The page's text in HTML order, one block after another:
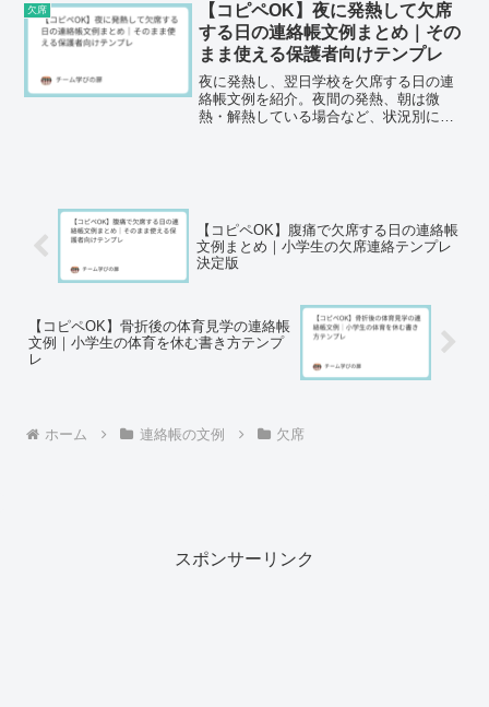
欠席
【コピペOK】夜に発熱して欠席
する日の連絡帳文例まとめ｜その
まま使える保護者向けテンプレ
夜に発熱し、翌日学校を欠席する日の連
絡帳文例を紹介。夜間の発熱、朝は微
熱・解熱している場合など、状況別にコ
【コピペOK】腹痛で欠席する日の連絡帳
文例まとめ｜小学生の欠席連絡テンプレ
決定版
【コピペOK】骨折後の体育見学の連絡帳
文例｜小学生の体育を休む書き方テンプ
レ
ホーム 連絡帳の文例 欠席
スポンサーリンク